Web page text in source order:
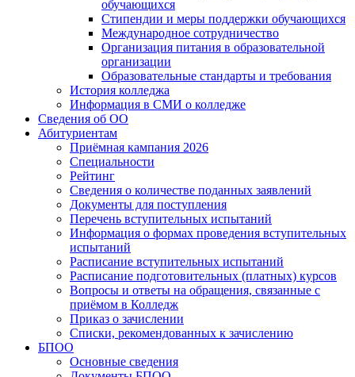
обучающихся
Стипендии и меры поддержки обучающихся
Международное сотрудничество
Организация питания в образовательной
организации
Образовательные стандарты и требования
История колледжа
Информация в СМИ о колледже
Сведения об ОО
Абитуриентам
Приёмная кампания 2026
Специальности
Рейтинг
Сведения о количестве поданных заявлений
Документы для поступления
Перечень вступительных испытаний
Информация о формах проведения вступительных
испытаний
Расписание вступительных испытаний
Расписание подготовительных (платных) курсов
Вопросы и ответы на обращения, связанные с
приёмом в Колледж
Приказ о зачислении
Списки, рекомендованных к зачислению
БПОО
Основные сведения